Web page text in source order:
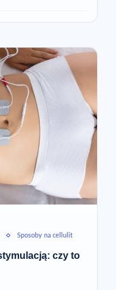
Sposoby na cellulit
czy to